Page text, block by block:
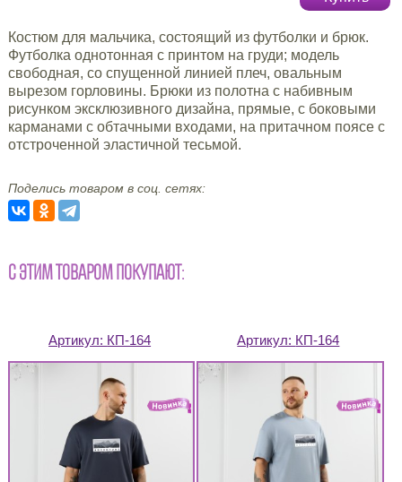
Костюм для мальчика, состоящий из футболки и брюк.
Футболка однотонная с принтом на груди; модель
свободная, со спущенной линией плеч, овальным
вырезом горловины. Брюки из полотна с набивным
рисунком эксклюзивного дизайна, прямые, с боковыми
карманами с обтачными входами, на притачном поясе с
отстроченной эластичной тесьмой.
Поделись товаром в соц. сетях:
С ЭТИМ ТОВАРОМ ПОКУПАЮТ:
Артикул: КП-164 Артикул: КП-164